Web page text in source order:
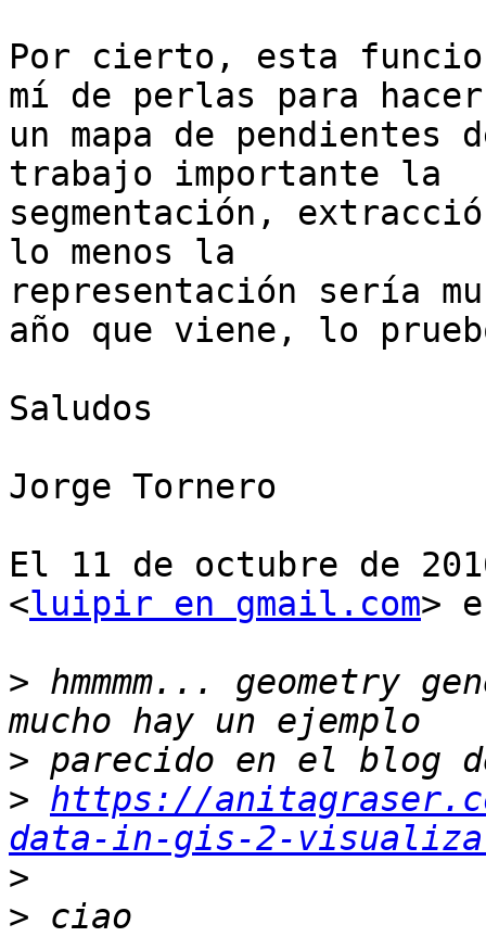
Por cierto, esta
mí de perlas para hacer
un mapa de
trabajo importante la
segmentación,
lo menos la
representación sería
año que viene, lo
Saludos
Jorge Tornero
El 11 de octubre de
<luipir en gmail.com>
> hmmmm... geometry
>
> https://
data-in-gis-2-
>
>